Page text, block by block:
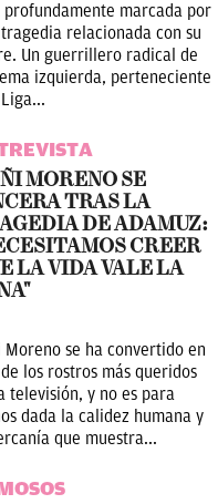
profundamente marcada por
relacionada con su
Un guerrillero radical de
izquierda, perteneciente
MORENO SE
TRAS LA
DE ADAMUZ:
CREER
LA VIDA VALE LA
Moreno se ha convertido en
los rostros más queridos
televisión, y no es para
dada la calidez humana y
que muestra...